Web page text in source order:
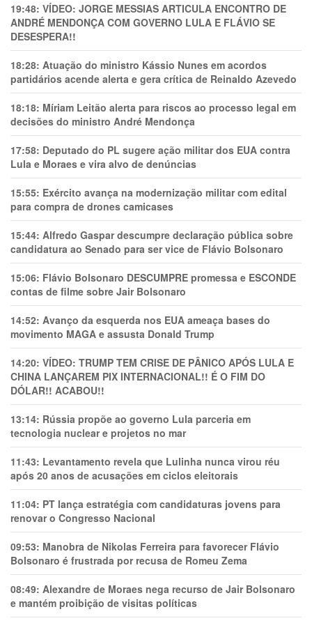
19:48: VÍDEO: JORGE MESSIAS ARTICULA ENCONTRO DE
ANDRÉ MENDONÇA COM GOVERNO LULA E FLÁVIO SE
DESESPERA!!
18:28: Atuação do ministro Kássio Nunes em acordos
partidários acende alerta e gera crítica de Reinaldo Azevedo
18:18: Míriam Leitão alerta para riscos ao processo legal em
decisões do ministro André Mendonça
17:58: Deputado do PL sugere ação militar dos EUA contra
Lula e Moraes e vira alvo de denúncias
15:55: Exército avança na modernização militar com edital
para compra de drones camicases
15:44: Alfredo Gaspar descumpre declaração pública sobre
candidatura ao Senado para ser vice de Flávio Bolsonaro
15:06: Flávio Bolsonaro DESCUMPRE promessa e ESCONDE
contas de filme sobre Jair Bolsonaro
14:52: Avanço da esquerda nos EUA ameaça bases do
movimento MAGA e assusta Donald Trump
14:20: VÍDEO: TRUMP TEM CRlSE DE PÂNlCO APÓS LULA E
CHINA LANÇAREM PIX INTERNACIONAL!! É O FIM DO
DÓLAR!! ACABOU!!
13:14: Rússia propõe ao governo Lula parceria em
tecnologia nuclear e projetos no mar
11:43: Levantamento revela que Lulinha nunca virou réu
após 20 anos de acusações em ciclos eleitorais
11:04: PT lança estratégia com candidaturas jovens para
renovar o Congresso Nacional
09:53: Manobra de Nikolas Ferreira para favorecer Flávio
Bolsonaro é frustrada por recusa de Romeu Zema
08:49: Alexandre de Moraes nega recurso de Jair Bolsonaro
e mantém proibição de visitas políticas